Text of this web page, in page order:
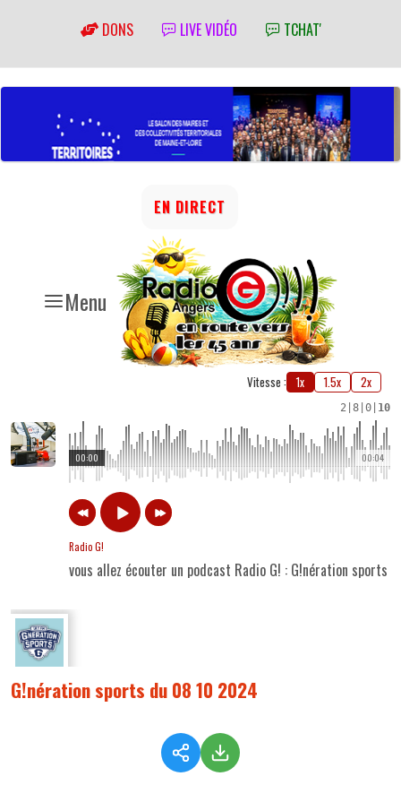
DONS LIVE VIDÉO TCHAT'
Menu
EN DIRECT
Vitesse : 1x 1.5x 2x
2 8 0 10
00:04
00:00
Radio G!
vous allez écouter un podcast Radio G! : G!nération sports
G!nération sports du 08 10 2024